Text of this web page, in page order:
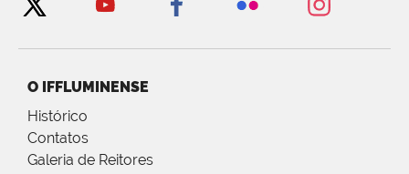
O IFFLUMINENSE
Histórico
Contatos
Galeria de Reitores